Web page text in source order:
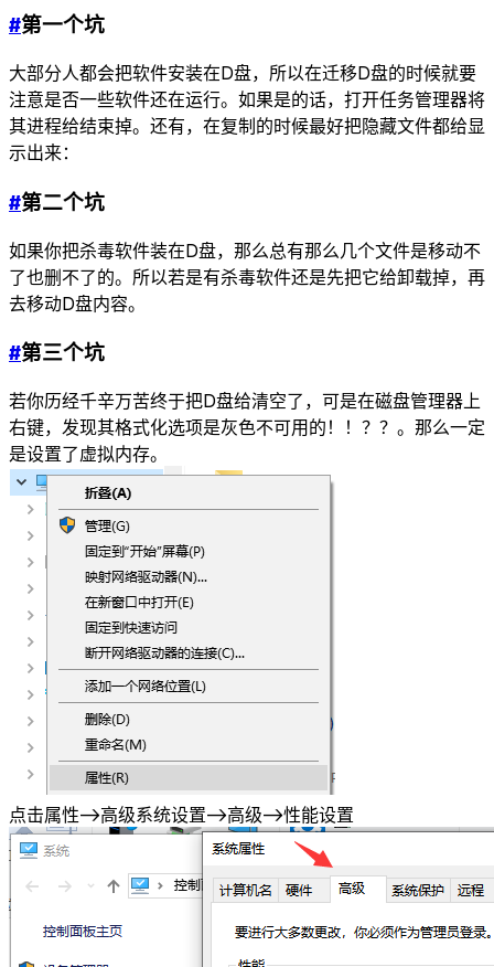
#第一个坑
大部分人都会把软件安装在D盘，所以在迁移D盘的时候就要
注意是否一些软件还在运行。如果是的话，打开任务管理器将
其进程给结束掉。还有，在复制的时候最好把隐藏文件都给显
示出来：
#第二个坑
如果你把杀毒软件装在D盘，那么总有那么几个文件是移动不
了也删不了的。所以若是有杀毒软件还是先把它给卸载掉，再
去移动D盘内容。
#第三个坑
若你历经千辛万苦终于把D盘给清空了，可是在磁盘管理器上
右键，发现其格式化选项是灰色不可用的！！？？。那么一定
是设置了虚拟内存。
点击属性->高级系统设置->高级->性能设置